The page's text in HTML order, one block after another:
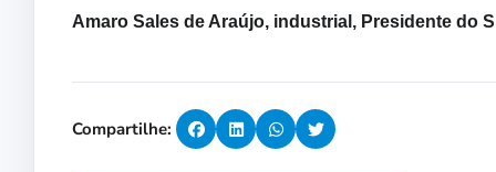
Amaro Sales de Araújo, industrial, Presidente do
Compartilhe: